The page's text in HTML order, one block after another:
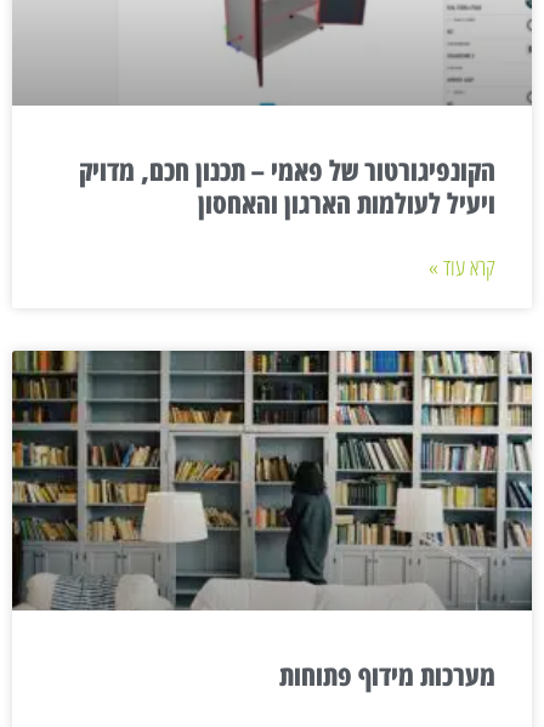
הקונפיגורטור של פאמי – תכנון חכם, מדויק
ויעיל לעולמות הארגון והאחסון
קרא עוד »
מערכות מידוף פתוחות